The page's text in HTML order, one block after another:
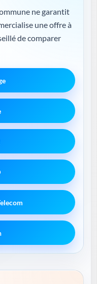
ne garantit
une offre à